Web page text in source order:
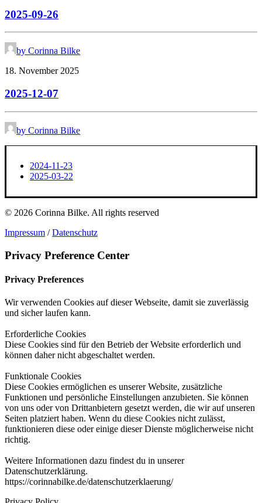
2025-09-26
by Corinna Bilke
18. November 2025
2025-12-07
by Corinna Bilke
2024-11-23
2025-03-22
© 2026 Corinna Bilke. All rights reserved
Impressum /Datenschutz
Privacy Preference Center
Privacy Preferences
Wir verwenden Cookies auf dieser Webseite, damit sie zuverlässig
und sicher laufen kann.
Erforderliche Cookies
Diese Cookies sind für den Betrieb der Website erforderlich und
können daher nicht abgeschaltet werden.
Funktionale Cookies
Diese Cookies ermöglichen es unserer Website, zusätzliche
Funktionen und persönliche Einstellungen anzubieten. Sie können
von uns oder von Drittanbietern gesetzt werden, die wir auf unseren
Seiten platziert haben. Wenn du diese Cookies nicht zulässt,
funktionieren diese oder einige dieser Dienste möglicherweise nicht
richtig.
Weitere Informationen dazu findest du in unserer
Datenschutzerklärung.
https://corinnabilke.de/datenschutzerklaerung/